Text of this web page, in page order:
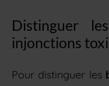
Distinguer
injonctions
Pour distinguer les